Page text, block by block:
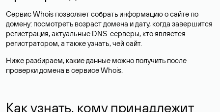
Сервис Whois позволяет собрать информацию о сайте по
домену: посмотреть возраст домена и дату, когда завершится
регистрация, актуальные DNS-серверы, кто является
регистратором, а также узнать, чей сайт.
Ниже разбираем, какие данные можно получить после
проверки домена в сервисе Whois.
Как узнать, кому принадлежит